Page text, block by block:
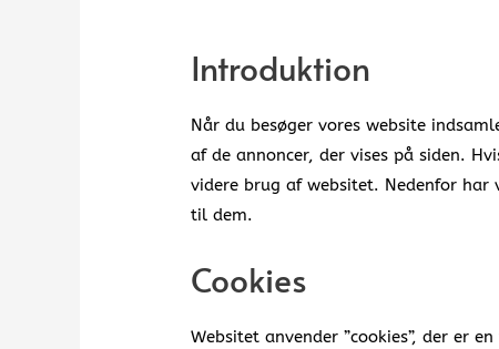
Introduktion
Når du besøger vores website
af de annoncer, der vises på siden.
videre brug af websitet. Nedenfor
til dem.
Cookies
Websitet anvender ”cookies”, der er